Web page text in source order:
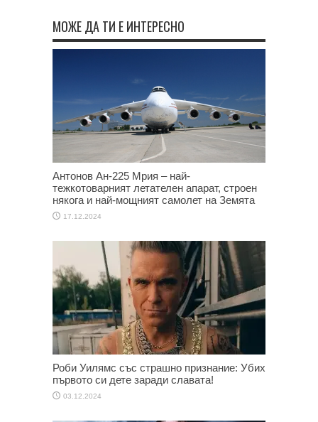
МОЖЕ ДА ТИ Е ИНТЕРЕСНО
Антонов Ан-225 Мрия – най-
тежкотоварният летателен апарат, строен
някога и най-мощният самолет на Земята
17.12.2024
Роби Уилямс със страшно признание: Убих
първото си дете заради славата!
03.12.2024